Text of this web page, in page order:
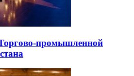
промышленной